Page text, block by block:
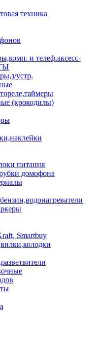
техника
и телеф.аксесс-
устр.
(крокодилы)
питания
домофона
Smartbuy